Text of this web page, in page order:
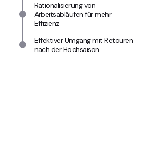
Rationalisierung von
Arbeitsabläufen für mehr
Effizienz
Effektiver Umgang mit Retouren
nach der Hochsaison